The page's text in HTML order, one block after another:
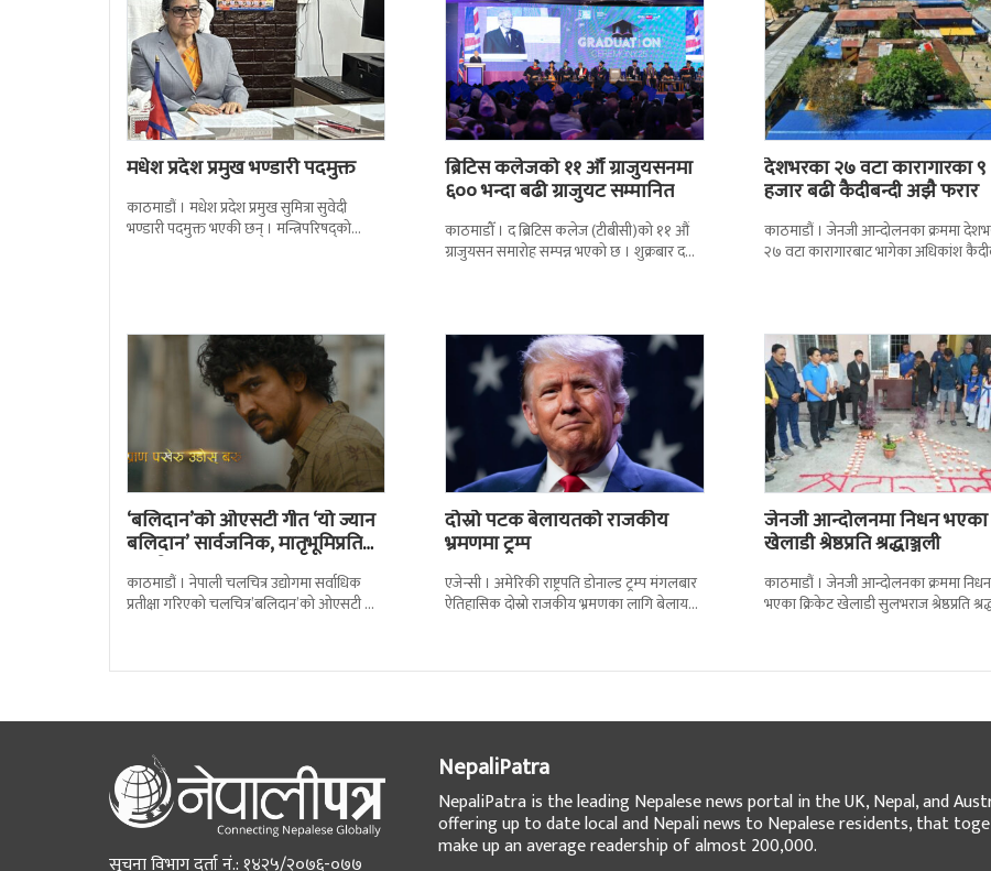
मधेश प्रदेश प्रमुख भण्डारी पदमुक्त
काठमाडौं । मधेश प्रदेश प्रमुख सुमित्रा सुवेदी
भण्डारी पदमुक्त भएकी छन् । मन्त्रिपरिषद्को
ब्रिटिस कलेजको ११ औँ ग्राजुयसनमा
६०० भन्दा बढी ग्राजुयट सम्मानित
काठमाडौँ । द ब्रिटिस कलेज (टीबीसी)को ११ औं
ग्राजुयसन समारोह सम्पन्न भएको छ । शुक्रबार द
देशभरका २७ वटा कारागारका ९
हजार बढी कैदीबन्दी अझै फरार
काठमाडौं । जेनजी आन्दोलनका क्रममा
२७ वटा कारागारबाट भागेका अधिकांश
‘बलिदान’को ओएसटी गीत ‘यो ज्यान
बलिदान’ सार्वजनिक, मातृभूमिप्रति
पुत्रको भावनात्मक…
काठमाडौं । नेपाली चलचित्र उद्योगमा सर्वाधिक
प्रतीक्षा गरिएको चलचित्र’बलिदान’को ओएसटी गीत
दोस्रो पटक बेलायतको राजकीय
भ्रमणमा ट्रम्प
एजेन्सी । अमेरिकी राष्ट्रपति डोनाल्ड ट्रम्प मंगलबार
ऐतिहासिक दोस्रो राजकीय भ्रमणका लागि बेलायत
जेनजी आन्दोलनमा निधन भएका
खेलाडी श्रेष्ठप्रति श्रद्धाञ्जली
काठमाडौं । जेनजी आन्दोलनका क्रममा निधन
भएका क्रिकेट खेलाडी सुलभराज श्रेष्ठप्रति
NepaliPatra
NepaliPatra is the leading Nepalese news portal in the UK, Nepal, and
offering up to date local and Nepali news to Nepalese residents, that
make up an average readership of almost 200,000.